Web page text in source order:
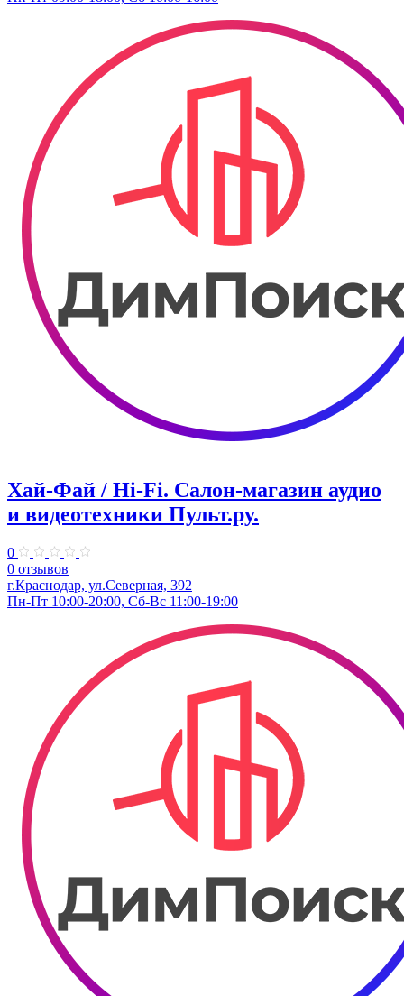
Хай-Фай / Hi-Fi. Салон-магазин аудио
и видеотехники Пульт.ру.
0
0 отзывов
г.Краснодар, ул.Северная, 392
Пн-Пт 10:00-20:00, Сб-Вс 11:00-19:00